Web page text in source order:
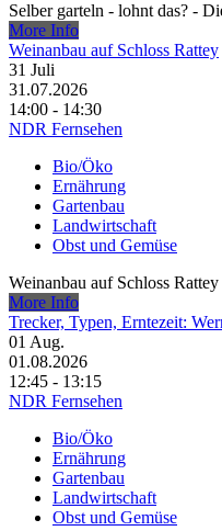
Selber garteln - lohnt das? -
More Info
Weinanbau auf Schloss Rattey
31 Juli
31.07.2026
14:00 - 14:30
NDR Fernsehen
Bio/Öko
Ernährung
Gartenbau
Landwirtschaft
Obst und Gemüse
Weinanbau auf Schloss Rattey
More Info
Trecker, Typen, Erntezeit:
01 Aug.
01.08.2026
12:45 - 13:15
NDR Fernsehen
Bio/Öko
Ernährung
Gartenbau
Landwirtschaft
Obst und Gemüse